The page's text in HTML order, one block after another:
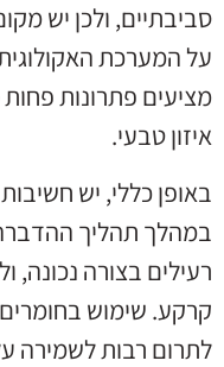
סביבתיים, ולכן יש
על המערכת
מציעים פתרונות
איזון טבעי.
באופן כללי, יש
במהלך תהליך
רעילים בצורה נכונה,
קרקע. שימוש בחומרים
לתרום רבות לשמירה